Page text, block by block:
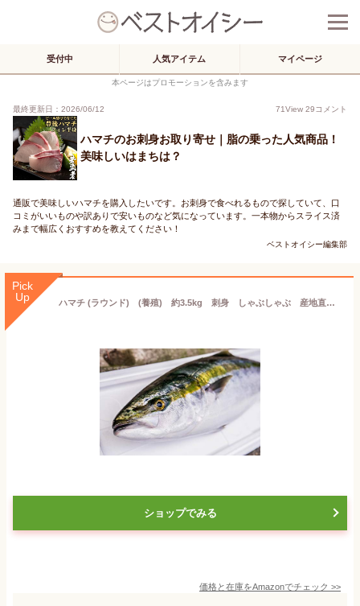
受付中 人気アイテム マイページ
本ページはプロモーションを含みます
最終更新日：2026/06/12 71View 29コメント
ハマチのお刺身お取り寄せ｜脂の乗った人気商品！
美味しいはまちは？
通販で美味しいハマチを購入したいです。お刺身で食べれるもので探していて、口
コミがいいものや訳ありで安いものなど気になっています。一本物からスライス済
みまで幅広くおすすめを教えてください！
ベストオイシー編集部
Pick
Up
ハマチ (ラウンド) (養殖) 約3.5kg 刺身 しゃぶしゃぶ 産地直送 お取り寄せ ご贈答に。
ショップでみる
価格と在庫をAmazonでチェック >>